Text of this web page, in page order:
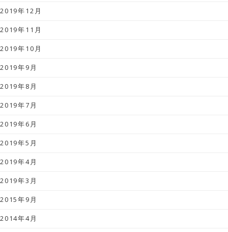
2019年12月
2019年11月
2019年10月
2019年9月
2019年8月
2019年7月
2019年6月
2019年5月
2019年4月
2019年3月
2015年9月
2014年4月